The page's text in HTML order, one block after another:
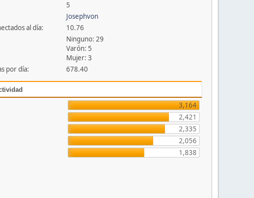
5
Josephvon
al día:
10.76
Ninguno: 29
Varón: 5
Mujer: 3
por día:
678.40
3,164
2,421
2,335
2,056
1,838